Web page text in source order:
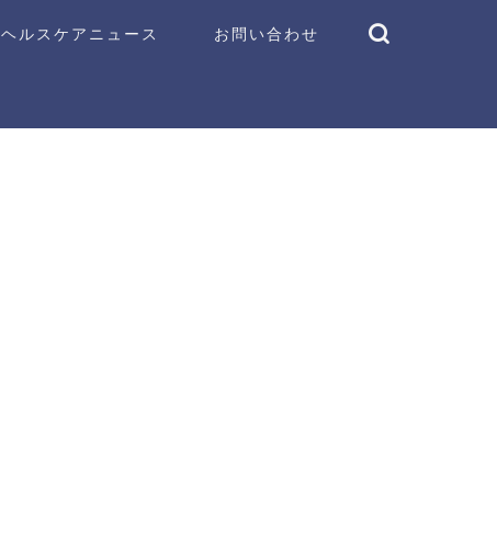
ヘルスケアニュース お問い合わせ